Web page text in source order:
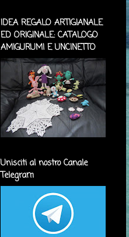
IDEA REGALO ARTIGIANALE
ED ORIGINALE: CATALOGO
AMIGURUMI E UNCINETTO
Unisciti al nostro Canale
Telegram